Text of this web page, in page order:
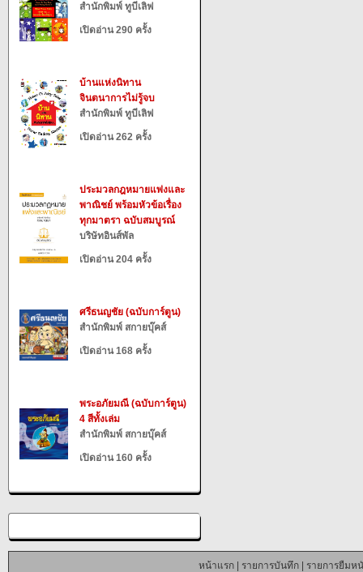
สำนักพิมพ์ ทูบีเลิฟ
เปิดอ่าน 290 ครั้ง
บ้านแห่งนิทาน
จินตนาการไม่รู้จบ
สำนักพิมพ์ ทูบีเลิฟ
เปิดอ่าน 262 ครั้ง
ประมวลกฎหมายแพ่งและ
พาณิชย์ พร้อมหัวข้อเรื่อง
ทุกมาตรา ฉบับสมบูรณ์
บริษัทอินส์พัล
เปิดอ่าน 204 ครั้ง
ศรีธนญชัย (ฉบับการ์ตูน)
สำนักพิมพ์ สกายบุ๊คส์
เปิดอ่าน 168 ครั้ง
พระอภัยมณี (ฉบับการ์ตูน)
4 สีทั้งเล่ม
สำนักพิมพ์ สกายบุ๊คส์
เปิดอ่าน 160 ครั้ง
หน้าแรก| รายการบันทึก| รายการยืมห